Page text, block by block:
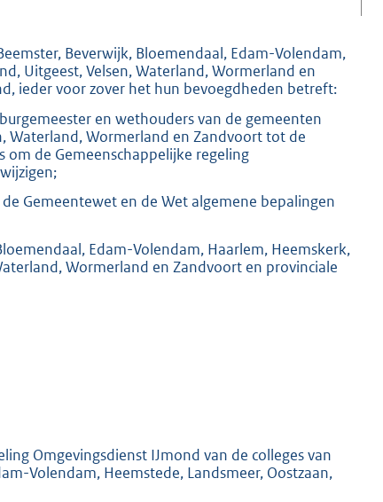
Beverwijk, Bloemendaal, Edam-Volendam,
Uitgeest, Velsen, Waterland, Wormerland en
ieder voor zover het hun bevoegdheden betreft:
en wethouders van de gemeenten
Waterland, Wormerland en Zandvoort tot de
om de Gemeenschappelijke regeling
Gemeentewet en de Wet algemene bepalingen
Edam-Volendam, Haarlem, Heemskerk,
Wormerland en Zandvoort en provinciale
Omgevingsdienst IJmond van de colleges van
Volendam, Heemstede, Landsmeer, Oostzaan,